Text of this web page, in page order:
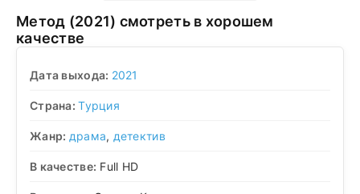
Метод (2021) смотреть в хорошем
качестве
Дата выхода: 2021
Страна:Турция
Жанр: драма, детектив
В качестве: Full HD